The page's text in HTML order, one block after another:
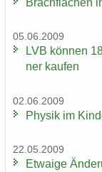
05.06.2009
LVB kön­nen
ner kau­fen
02.06.2009
Phy­sik im
22.05.2009
Et­wa­ige